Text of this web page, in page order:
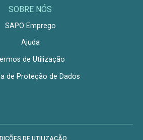
SOBRE NÓS
SAPO Emprego
Ajuda
de Utilização
de Proteção de Dados
DE UTILIZAÇÃO